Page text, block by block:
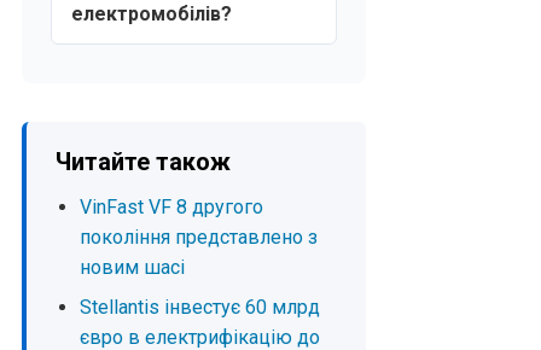
електромобілів?
Читайте також
VinFast VF 8 другого
покоління представлено з
новим шасі
Stellantis інвестує 60 млрд
євро в електрифікацію до